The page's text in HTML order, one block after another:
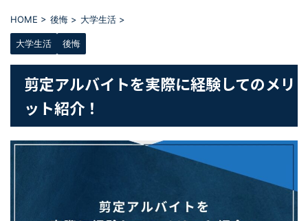
HOME > 後悔 > 大学生活 >
大学生活 後悔
剪定アルバイトを実際に経験してのメリ
ット紹介！